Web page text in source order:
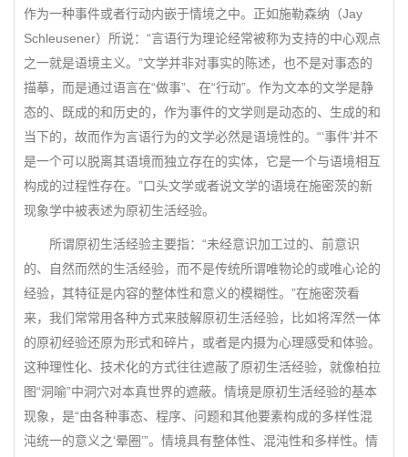
作为一种事件或者行动内嵌于情境之中。正如施勒森纳（Jay
Schleusener）所说：“言语行为理论经常被称为支持的中心观点
之一就是语境主义。”文学并非对事实的陈述，也不是对事态的
描摹，而是通过语言在“做事”、在“行动”。作为文本的文学是静
态的、既成的和历史的，作为事件的文学则是动态的、生成的和
当下的，故而作为言语行为的文学必然是语境性的。“‘事件’并不
是一个可以脱离其语境而独立存在的实体，它是一个与语境相互
构成的过程性存在。”口头文学或者说文学的语境在施密茨的新
现象学中被表述为原初生活经验。
所谓原初生活经验主要指：“未经意识加工过的、前意识
的、自然而然的生活经验，而不是传统所谓唯物论的或唯心论的
经验，其特征是内容的整体性和意义的模糊性。”在施密茨看
来，我们常常用各种方式来肢解原初生活经验，比如将浑然一体
的原初经验还原为形式和碎片，或者是内摄为心理感受和体验。
这种理性化、技术化的方式往往遮蔽了原初生活经验，就像柏拉
图“洞喻”中洞穴对本真世界的遮蔽。情境是原初生活经验的基本
现象，是“由各种事态、程序、问题和其他要素构成的多样性混
沌统一的意义之‘晕圈’”。情境具有整体性、混沌性和多样性。情